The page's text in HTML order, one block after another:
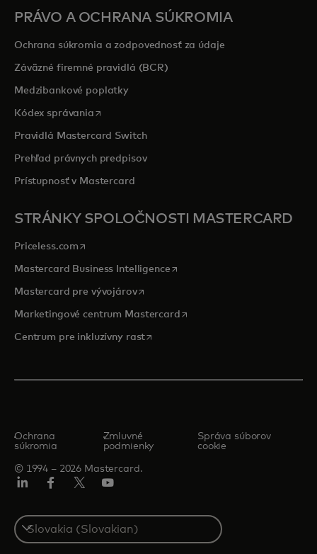
PRÁVO A OCHRANA SÚKROMIA
Ochrana súkromia a zodpovednosť za údaje
Záväzné firemné pravidlá (BCR)
Medzibankové poplatky
Kódex správaniaopens in a new tab
Pravidlá Mastercard Switch
Prehľad právnych predpisov
Prístupnosť v Mastercard
STRÁNKY SPOLOČNOSTI MASTERCARD
Priceless.com opens in a new tab
Mastercard Business Intelligenceopens in a new tab
Mastercard pre vývojárovopens in a new tab
Marketingové centrum Mastercardopens in a new tab
Centrum pre inkluzívny rastopens in a new tab
© 1994 – 2026 Mastercard.
Ochrana
súkromia
Zmluvné
podmienky
Správa súborov
cookie
Select
a
country